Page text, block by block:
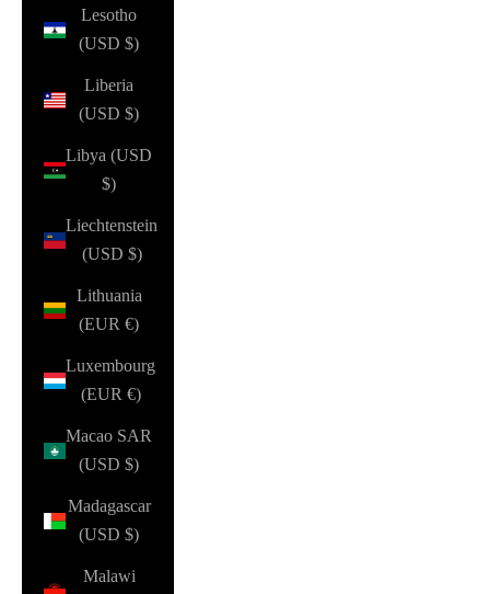
Lesotho
(USD $)
Liberia
(USD $)
Libya (USD
$)
Liechtenstein
(USD $)
Lithuania
(EUR €)
Luxembourg
(EUR €)
Macao SAR
(USD $)
Madagascar
(USD $)
Malawi